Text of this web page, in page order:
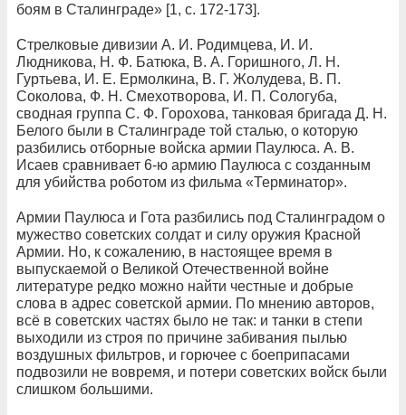
боям в Сталинграде» [1, с. 172-173].
Стрелковые дивизии А. И. Родимцева, И. И.
Людникова, Н. Ф. Батюка, В. А. Горишного, Л. Н.
Гуртьева, И. Е. Ермолкина, В. Г. Жолудева, В. П.
Соколова, Ф. Н. Смехотворова, И. П. Сологуба,
сводная группа С. Ф. Горохова, танковая бригада Д. Н.
Белого были в Сталинграде той сталью, о которую
разбились отборные войска армии Паулюса. А. В.
Исаев сравнивает 6-ю армию Паулюса с созданным
для убийства роботом из фильма «Терминатор».
Армии Паулюса и Гота разбились под Сталинградом о
мужество советских солдат и силу оружия Красной
Армии. Но, к сожалению, в настоящее время в
выпускаемой о Великой Отечественной войне
литературе редко можно найти честные и добрые
слова в адрес советской армии. По мнению авторов,
всё в советских частях было не так: и танки в степи
выходили из строя по причине забивания пылью
воздушных фильтров, и горючее с боеприпасами
подвозили не вовремя, и потери советских войск были
слишком большими.